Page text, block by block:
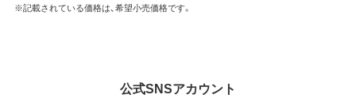
※記載されている価格は、希望小売価格です。
公式SNSアカウント